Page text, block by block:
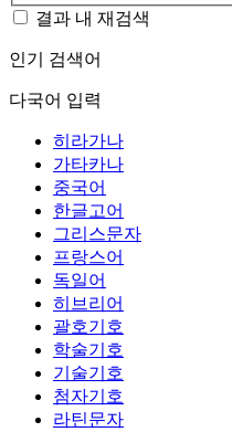
결과 내 재검색
인기 검색어
다국어 입력
히라가나
가타카나
중국어
한글고어
그리스문자
프랑스어
독일어
히브리어
괄호기호
학술기호
기술기호
첨자기호
라틴문자